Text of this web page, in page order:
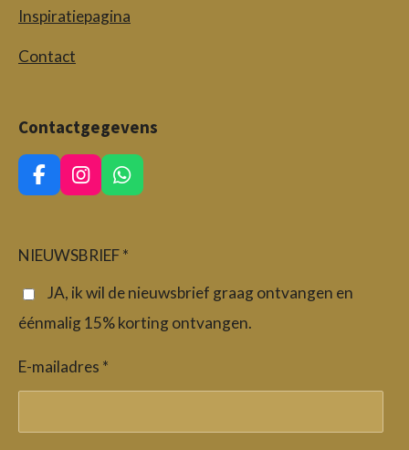
Inspiratiepagina
Contact
Contactgegevens
F
a
b
I
n
a
r
m
W
h
s
p
NIEUWSBRIEF *
JA, ik wil de nieuwsbrief graag ontvangen en
éénmalig 15% korting ontvangen.
E-mailadres *